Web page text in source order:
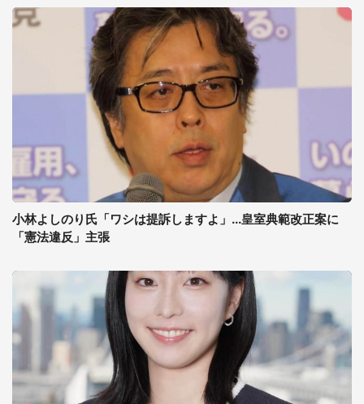
小林よしのり氏「ワシは提訴しますよ」...皇室典範改正案に
「憲法違反」主張